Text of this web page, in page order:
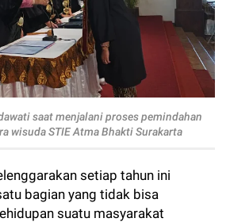
saat menjalani proses pemindahan
wisuda STIE Atma Bhakti Surakarta
setiap tahun ini
bagian yang tidak bisa
suatu masyarakat